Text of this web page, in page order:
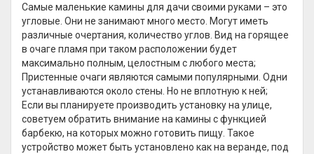
Самые маленькие камины для дачи своими руками – это
угловые. Они не занимают много место. Могут иметь
различные очертания, количество углов. Вид на горящее
в очаге пламя при таком расположении будет
максимально полным, целостным с любого места;
Пристенные очаги являются самыми популярными. Одни
устанавливаются около стены. Но не вплотную к ней;
Если вы планируете производить установку на улице,
советуем обратить внимание на камины с функцией
барбекю, на которых можно готовить пищу. Такое
устройство может быть установлено как на веранде, под